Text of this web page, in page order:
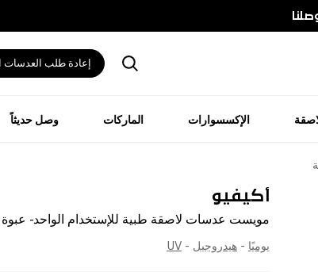
إعادة طلب العدسات
الإكسسوارات الماركات وصل حديثاً
أكيفيو
مويست عدسات لاصقة طبية للإستخدام الواحد - عبوة من 90
يوميًا - هيدروجيل -
UV